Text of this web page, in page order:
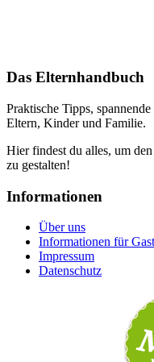
Das Elternhandbuch
Praktische Tipps,
Eltern, Kinder und Familie.
Hier findest du alles, um
zu gestalten!
Informationen
Über uns
Informationen für
Impressum
Datenschutz